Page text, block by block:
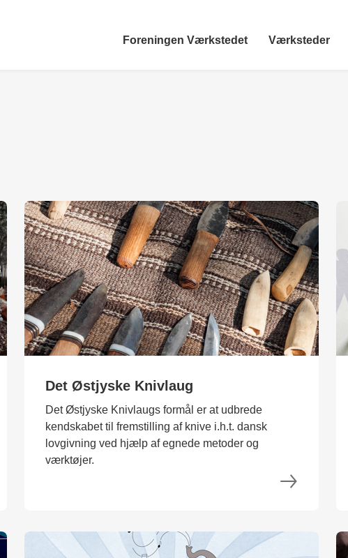
Foreningen Værkstedet Værksteder
Det Østjyske Knivlaug
Det Østjyske Knivlaugs formål er at udbrede
kendskabet til fremstilling af knive i.h.t. dansk
lovgivning ved hjælp af egnede metoder og
værktøjer.